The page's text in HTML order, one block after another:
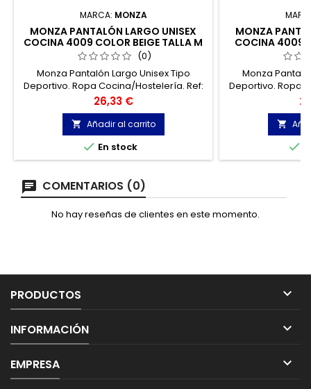
MARCA: MONZA
MONZA PANTALÓN LARGO UNISEX
COCINA 4009 COLOR BEIGE TALLA M
(0)
Monza Pantalón Largo Unisex Tipo
Deportivo. Ropa Cocina/Hostelería. Ref:
4009. Color Beige.
Precio
26,33 €
 Añadir al carrito
 En stock
MONZA
COCINA 4009
Monza
Deportivo. Ropa
4009.


COMENTARIOS (0)
No hay reseñas de clientes en este momento.
PRODUCTOS 
INFORMACIÓN 
EMPRESA 